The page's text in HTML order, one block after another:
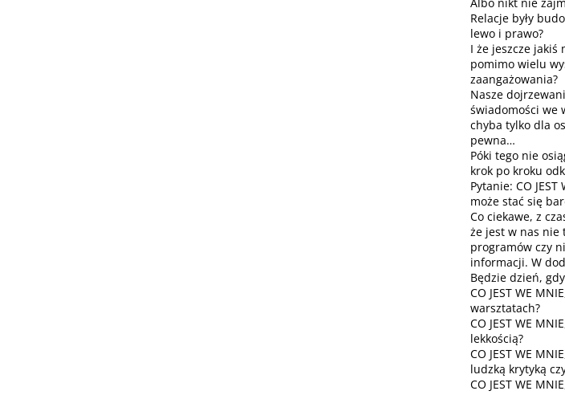
Relacje były
lewo i prawo?
I że jeszcze jakiś
pomimo wielu
zaangażowania?
Nasze
świadomości we
chyba tylko dla
pewna…
Póki tego nie
krok po kroku
Pytanie: CO JEST
może stać się
Co ciekawe, z
że jest w nas nie
programów czy
informacji. W
Będzie dzień,
CO JEST WE
warsztatach?
CO JEST WE
lekkością?
CO JEST WE
ludzką krytyką
CO JEST WE